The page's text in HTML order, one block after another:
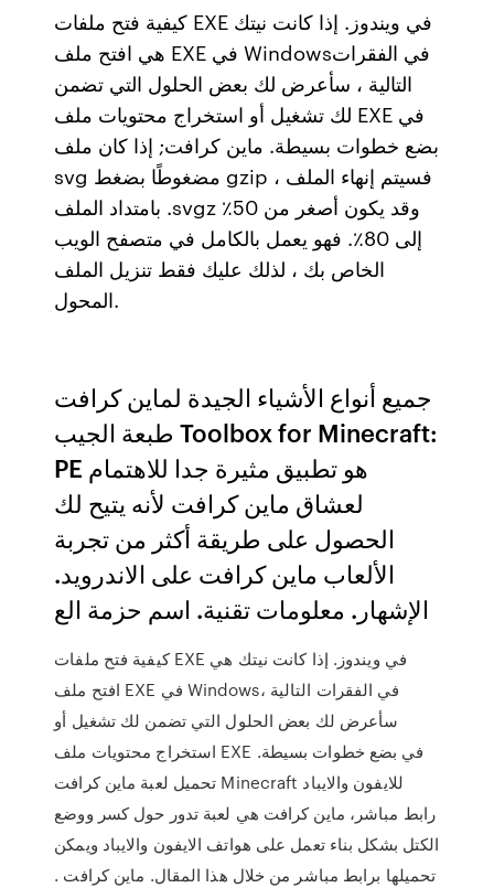
كيفية فتح ملفات EXE في ويندوز. إذا كانت نيتك
هي افتح ملف EXE في Windowsفي الفقرات
التالية ، سأعرض لك بعض الحلول التي تضمن
لك تشغيل أو استخراج محتويات ملف EXE في
بضع خطوات بسيطة. ماين كرافت; إذا كان ملف
svg مضغوطًا بضغط gzip ، فسيتم إنهاء الملف
بامتداد الملف .svgz وقد يكون أصغر من 50٪
إلى 80٪. فهو يعمل بالكامل في متصفح الويب
الخاص بك ، لذلك عليك فقط تنزيل الملف
المحول.
جميع أنواع الأشياء الجيدة لماين كرافت
طبعة الجيب Toolbox for Minecraft:
PE هو تطبيق مثيرة جدا للاهتمام
لعشاق ماين كرافت لأنه يتيح لك
الحصول على طريقة أكثر من تجربة
الألعاب ماين كرافت على الاندرويد.
الإشهار. معلومات تقنية. اسم حزمة الع
كيفية فتح ملفات EXE في ويندوز. إذا كانت نيتك هي
افتح ملف EXE في Windowsفي الفقرات التالية ،
سأعرض لك بعض الحلول التي تضمن لك تشغيل أو
استخراج محتويات ملف EXE في بضع خطوات بسيطة.
تحميل لعبة ماين كرافت Minecraft للايفون والايباد
رابط مباشر، ماين كرافت هي لعبة تدور حول كسر ووضع
الكتل بشكل بناء تعمل على هواتف الايفون والايباد ويمكن
تحميلها برابط مباشر من خلال هذا المقال. ماين كرافت .